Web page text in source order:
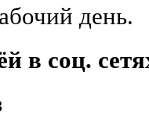
день.
в соц.